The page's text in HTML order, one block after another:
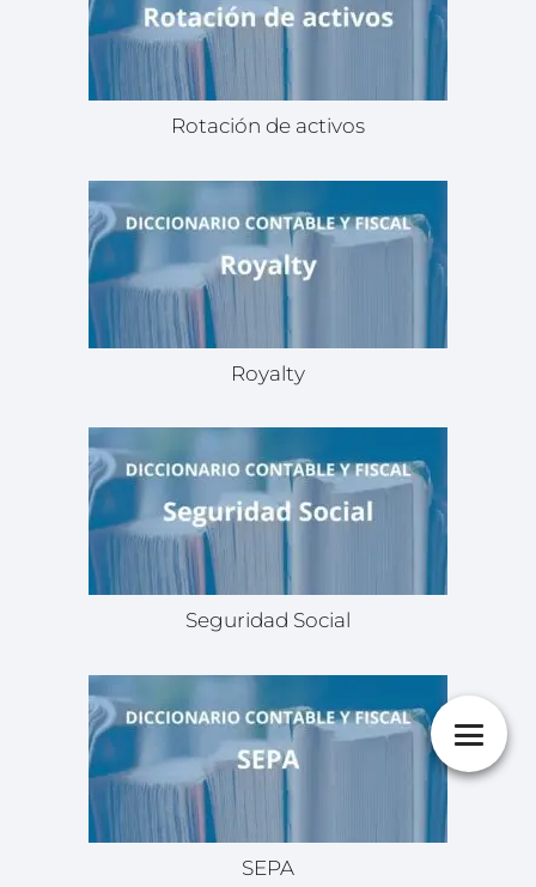
Rotación de activos
Royalty
Seguridad Social
SEPA